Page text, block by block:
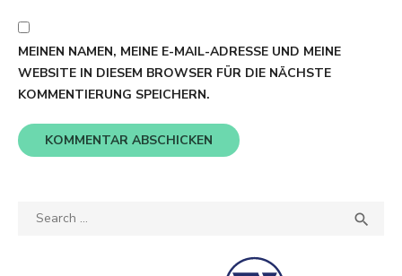
MEINEN NAMEN, MEINE E-MAIL-ADRESSE UND MEINE
WEBSITE IN DIESEM BROWSER FÜR DIE NÄCHSTE
KOMMENTIERUNG SPEICHERN.
Search
